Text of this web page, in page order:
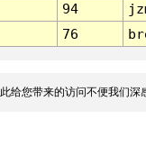
94
76
给您带来的访问不便我们深